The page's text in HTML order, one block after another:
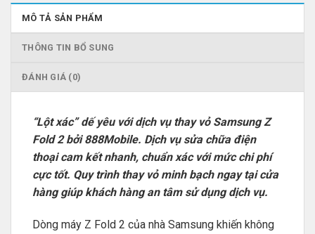
MÔ TẢ SẢN PHẨM
THÔNG TIN BỔ SUNG
ĐÁNH GIÁ (0)
“Lột xác” dế yêu với dịch vụ thay vỏ Samsung Z
Fold 2 bởi 888Mobile. Dịch vụ sửa chữa điện
thoại cam kết nhanh, chuẩn xác với mức chi phí
cực tốt. Quy trình thay vỏ minh bạch ngay tại cửa
hàng giúp khách hàng an tâm sử dụng dịch vụ.
Dòng máy Z Fold 2 của nhà Samsung khiến không